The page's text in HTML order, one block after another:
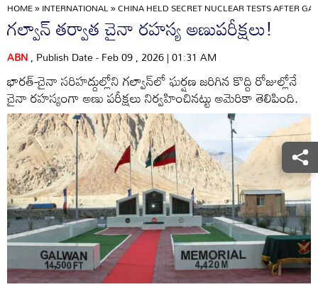
HOME»INTERNATIONAL»CHINA HELD SECRET NUCLEAR TESTS AFTER
గల్వాన్‌ తర్వాత చైనా రహస్య అణుపరీక్షలు!
ABN, Publish Date - Feb 09 , 2026 | 01:31 AM
భారత్‌-చైనా సరిహద్దుల్లోని గల్వాన్‌లో ఘర్షణ జరిగిన కొద్ది రోజుల్లోనే
చైనా రహస్యంగా అణు పరీక్షలు నిర్వహించినట్టు అమెరికా తెలిపింది.